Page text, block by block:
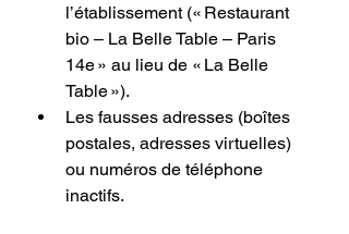
l’établissement (« Restaurant
bio – La Belle Table – Paris
14e » au lieu de « La Belle
Table »).
Les fausses adresses (boîtes
postales, adresses virtuelles)
ou numéros de téléphone
inactifs.